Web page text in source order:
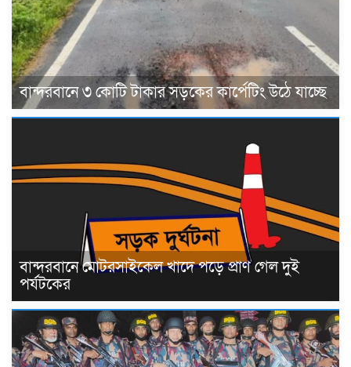
বান্দরবানে ৩ কোটি টাকার সড়কের কার্পেটিং উঠে যাচ্ছে
বান্দরবানে মোটরসাইকেল খাদে পড়ে প্রাণ গেল দুই
পর্যটকের